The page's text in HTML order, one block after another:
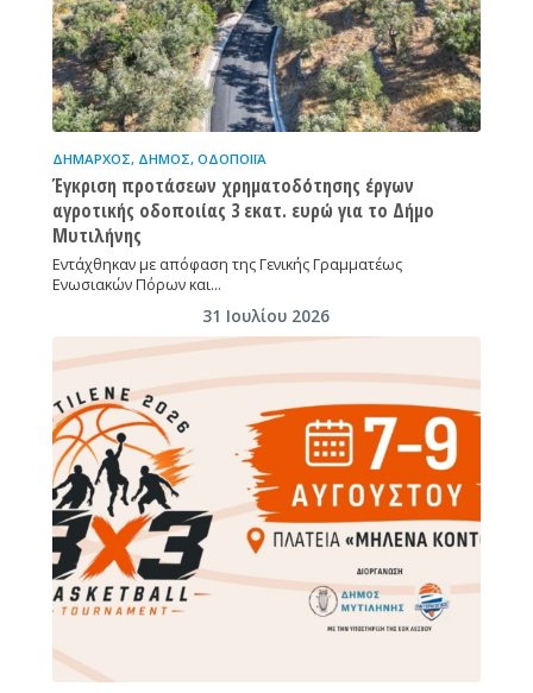
ΔΉΜΑΡΧΟΣ, ΔΉΜΟΣ, ΟΔΟΠΟΙΪ́Α
Έγκριση προτάσεων χρηματοδότησης έργων
αγροτικής οδοποιίας 3 εκατ. ευρώ για το Δήμο
Μυτιλήνης
Εντάχθηκαν με απόφαση της Γενικής Γραμματέως
Ενωσιακών Πόρων και…
31 Ιουλίου 2026